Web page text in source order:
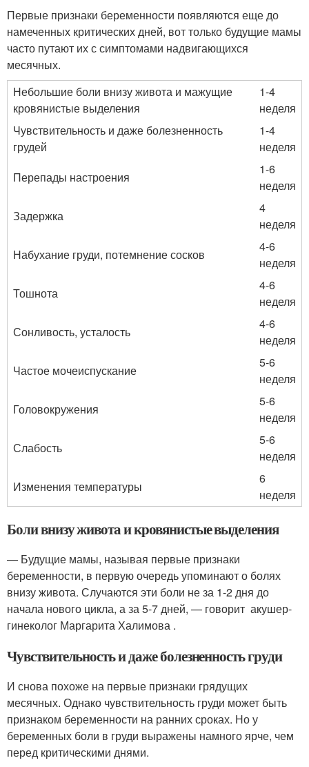
Первые признаки беременности появляются еще до
намеченных критических дней, вот только будущие мамы
часто путают их с симптомами надвигающихся
месячных.
Небольшие боли внизу живота и мажущие
кровянистые выделения
1-4
неделя
Чувствительность и даже болезненность
грудей
1-4
неделя
Перепады настроения
1-6
неделя
Задержка
4
неделя
Набухание груди, потемнение сосков
4-6
неделя
Тошнота
4-6
неделя
Сонливость, усталость
4-6
неделя
Частое мочеиспускание
5-6
неделя
Головокружения
5-6
неделя
Слабость
5-6
неделя
Изменения температуры
6
неделя
Боли внизу живота и кровянистые выделения
— Будущие мамы, называя первые признаки
беременности, в первую очередь упоминают о болях
внизу живота. Случаются эти боли не за 1-2 дня до
начала нового цикла, а за 5-7 дней, — говорит акушер-
гинеколог Маргарита Халимова .
Чувствительность и даже болезненность груди
И снова похоже на первые признаки грядущих
месячных. Однако чувствительность груди может быть
признаком беременности на ранних сроках. Но у
беременных боли в груди выражены намного ярче, чем
перед критическими днями.